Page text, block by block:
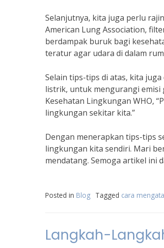
Selanjutnya, kita juga perlu
American Lung Association,
berdampak buruk bagi
teratur agar udara di dalam
Selain tips-tips di atas, kita
listrik, untuk mengurangi
Kesehatan Lingkungan WHO,
lingkungan sekitar kita.”
Dengan menerapkan tips-tips
lingkungan kita sendiri. Mari
mendatang. Semoga artikel ini
Posted in Blog Tagged cara
Langkah-